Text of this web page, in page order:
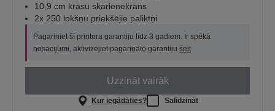
10,9 cm krāsu skārienekrāns
2x 250 lokšņu priekšējie paliktņi
Pagariniet šī printera garantiju līdz 3 gadiem. Ir spēkā
nosacījumi, aktivizējiet pagarināto garantiju šeit
Uzzināt vairāk
Kur iegādāties? Salīdzināt